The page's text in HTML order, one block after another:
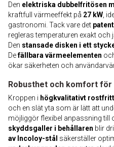
Den elektriska dubbelfritösen
kraftfull värmeeffekt på 27 kW ,
gastronomi. Tack vare det
regleras temperaturen exakt och
Den stansade disken i ett
Defällbara värmeelementen
ökar säkerheten och
Robusthet och komfort
Kroppen i högkvalitativt
och en slät yta som är lätt att
möjliggör flexibel anpassning till
skyddsgaller i behållaren blir
av Incoloy-stål säkerställer